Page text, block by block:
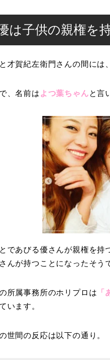
は子供の親権を
才賀紀左衛門さんの間には
、名前は よつ葉ちゃんと言
であびる優さんが親権を持
んが持つことになった そう
所属事務所のホリプロは
います。
世間の反応は以下の通り。